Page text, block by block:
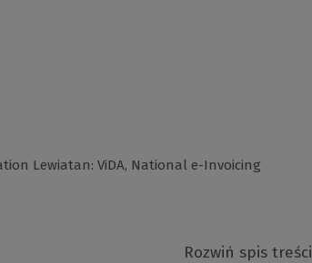
Lewiatan: ViDA, National e-Invoicing
Rozwiń spis treści